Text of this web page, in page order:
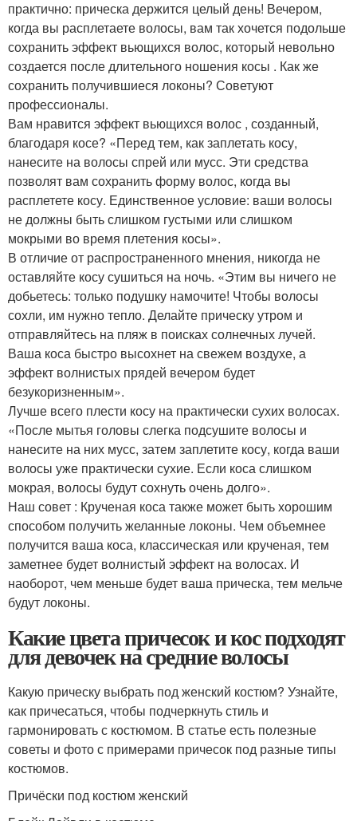
практично: прическа держится целый день! Вечером,
когда вы расплетаете волосы, вам так хочется подольше
сохранить эффект вьющихся волос, который невольно
создается после длительного ношения косы . Как же
сохранить получившиеся локоны? Советуют
профессионалы.
Вам нравится эффект вьющихся волос , созданный,
благодаря косе? «Перед тем, как заплетать косу,
нанесите на волосы спрей или мусс. Эти средства
позволят вам сохранить форму волос, когда вы
расплетете косу. Единственное условие: ваши волосы
не должны быть слишком густыми или слишком
мокрыми во время плетения косы».
В отличие от распространенного мнения, никогда не
оставляйте косу сушиться на ночь. «Этим вы ничего не
добьетесь: только подушку намочите! Чтобы волосы
сохли, им нужно тепло. Делайте прическу утром и
отправляйтесь на пляж в поисках солнечных лучей.
Ваша коса быстро высохнет на свежем воздухе, а
эффект волнистых прядей вечером будет
безукоризненным».
Лучше всего плести косу на практически сухих волосах.
«После мытья головы слегка подсушите волосы и
нанесите на них мусс, затем заплетите косу, когда ваши
волосы уже практически сухие. Если коса слишком
мокрая, волосы будут сохнуть очень долго».
Наш совет : Крученая коса также может быть хорошим
способом получить желанные локоны. Чем объемнее
получится ваша коса, классическая или крученая, тем
заметнее будет волнистый эффект на волосах. И
наоборот, чем меньше будет ваша прическа, тем мельче
будут локоны.
Какие цвета причесок и кос подходят
для девочек на средние волосы
Какую прическу выбрать под женский костюм? Узнайте,
как причесаться, чтобы подчеркнуть стиль и
гармонировать с костюмом. В статье есть полезные
советы и фото с примерами причесок под разные типы
костюмов.
Причёски под костюм женский